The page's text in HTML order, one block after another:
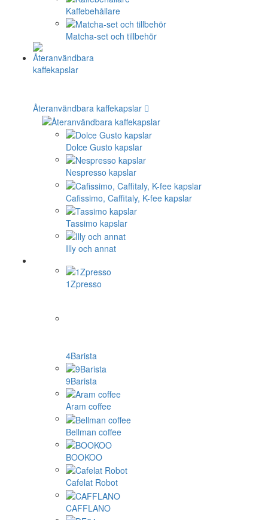
Kaffebehållare
Matcha-set och tillbehör
Återanvändbara kaffekapslar
Dolce Gusto kapslar
Nespresso kapslar
Cafissimo, Caffitaly, K-fee kapslar
Tassimo kapslar
Illy och annat
1Zpresso
4Barista
9Barista
Aram coffee
Bellman coffee
BOOKOO
Cafelat Robot
CAFFLANO